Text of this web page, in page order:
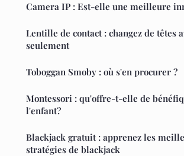
Camera IP : Est-elle une meilleure
Lentille de contact : changez de têtes
seulement
Toboggan Smoby : où s'en procurer ?
Montessori : qu'offre-t-elle de
l'enfant?
Blackjack gratuit : apprenez les
stratégies de blackjack